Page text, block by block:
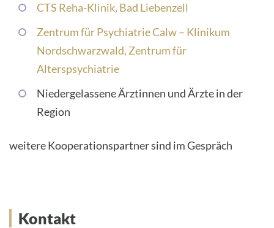
CTS Reha-Klinik, Bad Liebenzell
Zentrum für Psychiatrie Calw – Klinikum
Nordschwarzwald, Zentrum für
Alterspsychiatrie
Niedergelassene Ärztinnen und Ärzte in der
Region
weitere Kooperationspartner sind im Gespräch
Kontakt